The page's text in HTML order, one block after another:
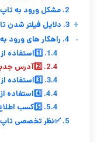
2. مشکل ورود به تاپ چنج برای ایرانیان
3. دلایل فیلتر شدن تاپ چنج +
4. راهکار های ورود به سایت تاپ چنج (TCpay ورود) -
1.4. 1️⃣استفاده از اینترنت پر سرعت
2.4. 2️⃣آدرس جدید تاپ چنج از طریق پشتیبانی
3.4. 3️⃣استفاده از فیلتر شکن یا VPN
4.4. 4️⃣استفاده از دیگر روش های شارژ ریالی
5.4. 5️⃣کسب اطلاع از طریق کانال تلگرام
5. ✅نظر تخصصی تاپ بروکر ایران